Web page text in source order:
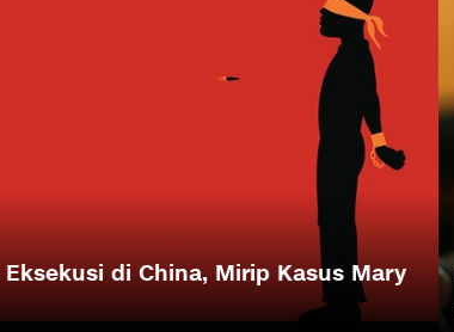
Pancung di Arab Minta Bantuan